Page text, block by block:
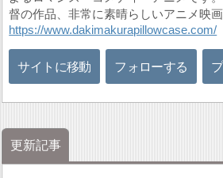
督の作品、非常に素晴らしいアニメ映画
https://www.dakimakurapillowcase.com/
サイトに移動 フォローする
更新記事